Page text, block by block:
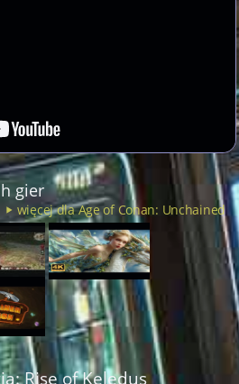
gier
więcej dla Age of Conan: Unchained
Rise of Keledus